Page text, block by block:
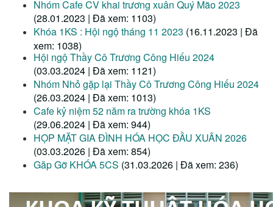
Nhóm Cafe CV khai trương xuân Quý Mão 2023
(28.01.2023 | Đã xem: 1103)
Khóa 1KS : Hội ngộ tháng 11 2023 (16.11.2023 | Đã
xem: 1038)
Hội ngộ Thầy Cô Trương Công Hiếu 2024
(03.03.2024 | Đã xem: 1121)
Nhóm Nhỏ gặp lại Thầy Cô Trương Công Hiếu 2024
(26.03.2024 | Đã xem: 1013)
Cafe kỷ niệm 52 năm ra trường khóa 1KS
(29.06.2024 | Đã xem: 944)
HỌP MẶT GIA ĐÌNH HÓA HỌC ĐẦU XUÂN 2026
(03.03.2026 | Đã xem: 854)
Găp Gỡ KHÓA 5CS (31.03.2026 | Đã xem: 236)